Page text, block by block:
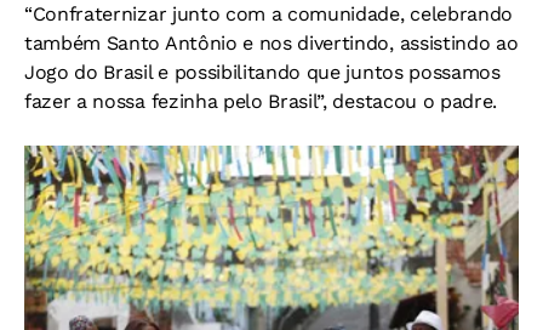
“Confraternizar junto com a comunidade, celebrando
também Santo Antônio e nos divertindo, assistindo ao
Jogo do Brasil e possibilitando que juntos possamos
fazer a nossa fezinha pelo Brasil”, destacou o padre.